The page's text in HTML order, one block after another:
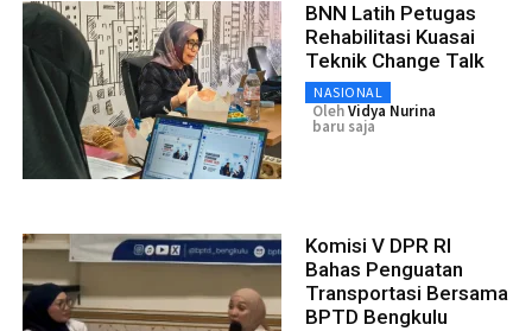
BNN Latih Petugas
Rehabilitasi Kuasai
Teknik Change Talk
NASIONAL
OlehVidya Nurina
baru saja
Komisi V DPR RI
Bahas Penguatan
Transportasi Bersama
BPTD Bengkulu